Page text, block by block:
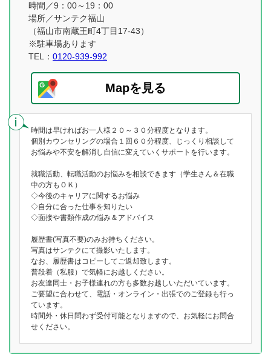
時間／9：00～19：00
場所／サンテク福山
（福山市南蔵王町4丁目17-43）
※駐車場あります
TEL： 0120-939-992
Mapを見る
時間は早ければお一人様２０～３０分程度となります。
個別カウンセリングの場合１回６０分程度、じっくり相談して
お悩みや不安を解消し自信に変えていくサポートを行います。
就職活動、転職活動のお悩みを相談できます（学生さん＆在職
中の方もＯＫ）
◇今後のキャリアに関するお悩み
◇自分に合った仕事を知りたい
◇面接や書類作成の悩み＆アドバイス
履歴書(写真不要)のみお持ちください。
写真はサンテクにて撮影いたします。
なお、履歴書はコピーしてご返却致します。
普段着（私服）で気軽にお越しください。
お友達同士・お子様連れの方も多数お越しいただいています。
ご要望に合わせて、電話・オンライン・出張でのご登録も行っ
ています。
時間外・休日問わず受付可能となりますので、お気軽にお問合
せください。